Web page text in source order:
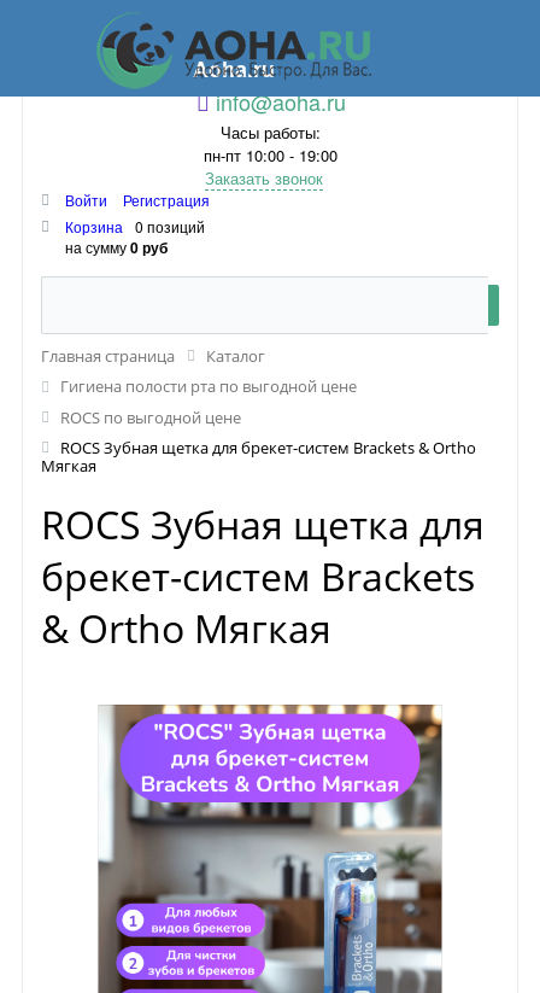
Aoha.ru
info@aoha.ru
Часы работы:
пн-пт 10:00 - 19:00
Заказать звонок
Войти
Регистрация
Корзина
0 позиций
на сумму0 руб
Главная страница
Каталог
Гигиена полости рта по выгодной цене
ROCS по выгодной цене
ROCS Зубная щетка для брекет-систем Brackets & Ortho
Мягкая
ROCS Зубная щетка для
брекет-систем Brackets
& Ortho Мягкая